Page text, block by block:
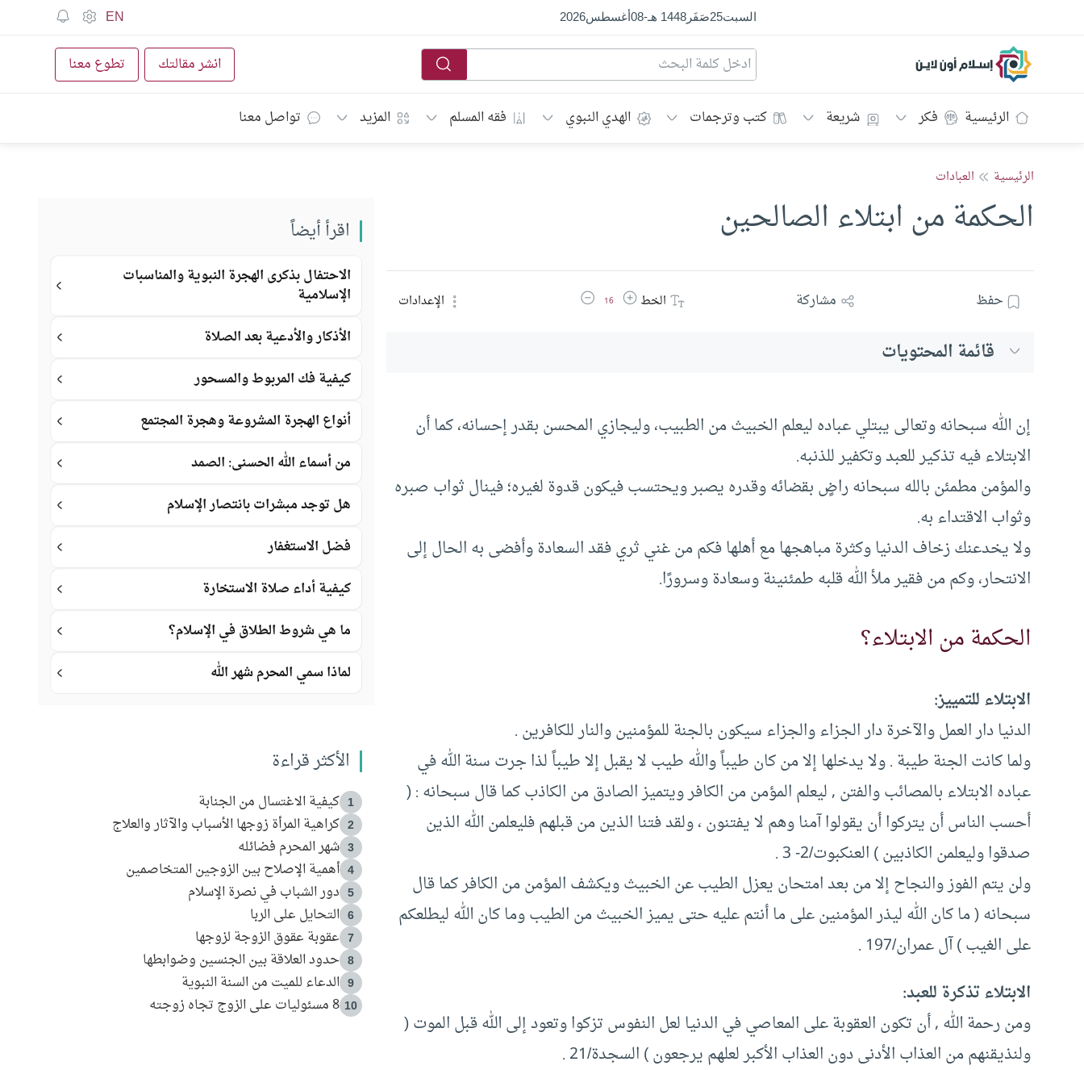
السبت25صَفَر1448 هـ -
08أغسطس2026
EN
إسلام أون لاين انشر مقالتك تطوع معنا
الرئيسية فكر شريعة كتب وترجمات الهدي النبوي فقه المسلم المزيد تواصل معنا
الرئيسية العبادات
الحكمة من ابتلاء الصالحين
حفظ مشاركة الخطزيادة حجم الخط
16 تقليل حجم الخط الإعدادات
قائمة المحتويات
إن الله سبحانه وتعالى يبتلي عباده ليعلم الخبيث من الطبيب، وليجازي المحسن بقدر إحسانه، كما أن
الابتلاء فيه تذكير للعبد وتكفير للذنبه.
والمؤمن مطمئن بالله سبحانه راضٍ بقضائه وقدره يصبر ويحتسب فيكون قدوة لغيره؛ فينال ثواب صبره
وثواب الاقتداء به.
ولا يخدعنك زخاف الدنيا وكثرة مباهجها مع أهلها فكم من غني ثري فقد السعادة وأفضى به الحال إلى
الانتحار، وكم من فقير ملأ الله قلبه طمئنينة وسعادة وسرورًا.
الحكمة من الابتلاء؟
الابتلاء للتمييز:
الدنيا دار العمل والآخرة دار الجزاء والجزاء سيكون بالجنة للمؤمنين والنار للكافرين .
ولما كانت الجنة طيبة . ولا يدخلها إلا من كان طيباً والله طيب لا يقبل إلا طيباً لذا جرت سنة الله في
عباده الابتلاء بالمصائب والفتن , ليعلم المؤمن من الكافر ويتميز الصادق من الكاذب كما قال سبحانه : (
أحسب الناس أن يتركوا أن يقولوا آمنا وهم لا يفتنون ، ولقد فتنا الذين من قبلهم فليعلمن الله الذين
صدقوا وليعلمن الكاذبين ) العنكبوت/2- 3 .
ولن يتم الفوز والنجاح إلا من بعد امتحان يعزل الطيب عن الخبيث ويكشف المؤمن من الكافر كما قال
سبحانه ( ما كان الله ليذر المؤمنين على ما أنتم عليه حتى يميز الخبيث من الطيب وما كان الله ليطلعكم
على الغيب ) آل عمران/197 .
الابتلاء تذكرة للعبد:
ومن رحمة الله , أن تكون العقوبة على المعاصي في الدنيا لعل النفوس تزكوا وتعود إلى الله قبل الموت (
ولنذيقنهم من العذاب الأدنى دون العذاب الأكبر لعلهم يرجعون ) السجدة/21 .
اقرأ أيضاً
الاحتفال بذكرى الهجرة النبوية والمناسبات
الإسلامية
الأذكار والأدعية بعد الصلاة
كيفية فك المربوط والمسحور
أنواع الهجرة المشروعة وهجرة المجتمع
من أسماء الله الحسنى: الصمد
هل توجد مبشرات بانتصار الإسلام
فضل الاستغفار
كيفية أداء صلاة الاستخارة
ما هي شروط الطلاق في الإسلام؟
لماذا سمي المحرم شهر الله
الأكثر قراءة
1 كيفية الاغتسال من الجنابة
2 كراهية المرأة زوجها الأسباب والآثار والعلاج
3 شهر المحرم فضائله
4 أهمية الإصلاح بين الزوجين المتخاصمين
5 دور الشباب في نصرة الإسلام
6 التحايل على الربا
7 عقوبة عقوق الزوجة لزوجها
8 حدود العلاقة بين الجنسين وضوابطها
9 الدعاء للميت من السنة النبوية
10 8 مسئوليات على الزوج تجاه زوجته